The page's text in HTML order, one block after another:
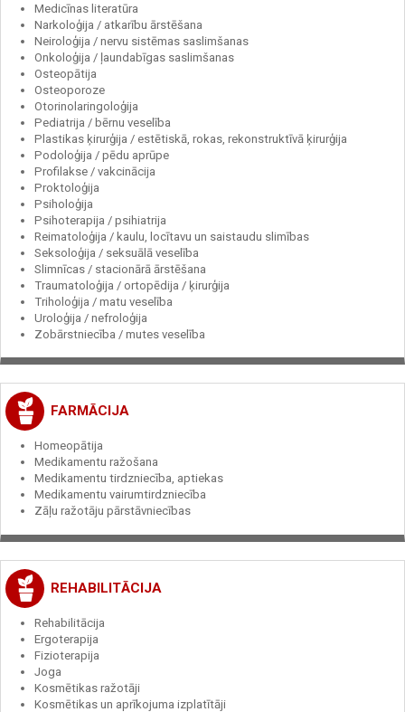
Medicīnas literatūra
Narkoloģija / atkarību ārstēšana
Neiroloģija / nervu sistēmas saslimšanas
Onkoloģija / ļaundabīgas saslimšanas
Osteopātija
Osteoporoze
Otorinolaringoloģija
Pediatrija / bērnu veselība
Plastikas ķirurģija / estētiskā, rokas, rekonstruktīvā ķirurģija
Podoloģija / pēdu aprūpe
Profilakse / vakcinācija
Proktoloģija
Psiholoģija
Psihoterapija / psihiatrija
Reimatoloģija / kaulu, locītavu un saistaudu slimības
Seksoloģija / seksuālā veselība
Slimnīcas / stacionārā ārstēšana
Traumatoloģija / ortopēdija / ķirurģija
Triholoģija / matu veselība
Uroloģija / nefroloģija
Zobārstniecība / mutes veselība
FARMĀCIJA
Homeopātija
Medikamentu ražošana
Medikamentu tirdzniecība, aptiekas
Medikamentu vairumtirdzniecība
Zāļu ražotāju pārstāvniecības
REHABILITĀCIJA
Rehabilitācija
Ergoterapija
Fizioterapija
Joga
Kosmētikas ražotāji
Kosmētikas un aprīkojuma izplatītāji